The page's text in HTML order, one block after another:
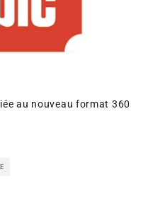
au nouveau format 360